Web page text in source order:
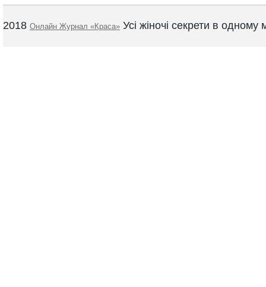
2018 Онлайн Журнал «Краса»Усі жіночі секрети в одному